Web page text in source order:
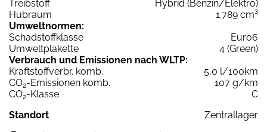
Treibstoff
Hybrid (Benzin/Elektro)
Hubraum
1.789 cm³
Umweltnormen:
Schadstoffklasse
Euro6
Umweltplakette
4 (Green)
Verbrauch und Emissionen nach WLTP:
Kraftstoffverbr. komb.
5,0 l/100km
CO2-Emissionen komb.
107 g/km
CO2-Klasse
C
Standort
Zentrallager